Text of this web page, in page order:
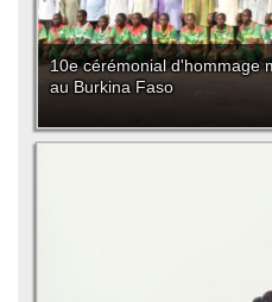
10e cérémonial d'hommage
au Burkina Faso